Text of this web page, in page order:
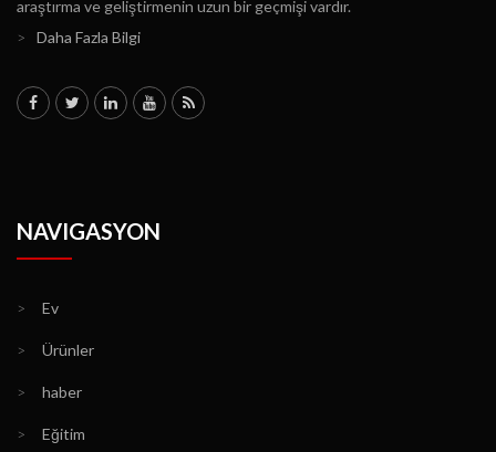
araştırma ve geliştirmenin uzun bir geçmişi vardır.
>
Daha Fazla Bilgi
NAVIGASYON
> Ev
> Ürünler
> haber
> Eğitim